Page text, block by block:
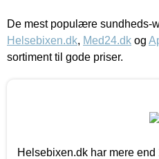
De mest populære sundheds-
Helsebixen.dk, Med24.dk og
sortiment til gode priser.
Helsebixen.dk har mere